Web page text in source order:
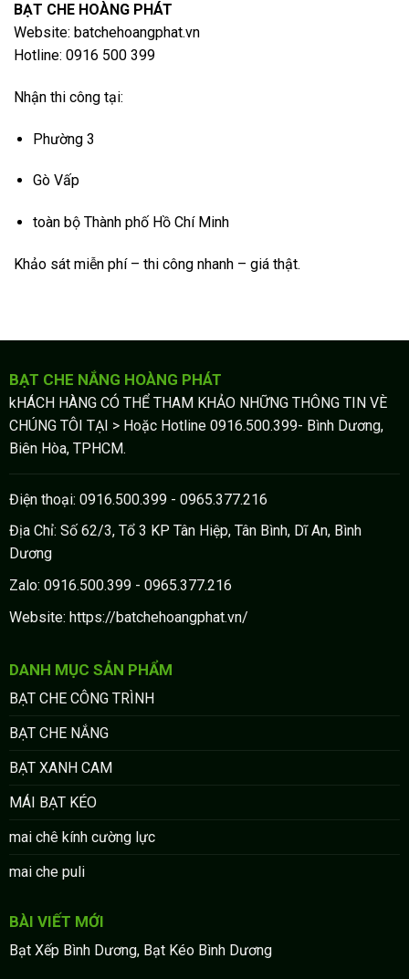
BẠT CHE HOÀNG PHÁT
Website: batchehoangphat.vn
Hotline: 0916 500 399
Nhận thi công tại:
Phường 3
Gò Vấp
toàn bộ Thành phố Hồ Chí Minh
Khảo sát miễn phí – thi công nhanh – giá thật.
BẠT CHE NẮNG HOÀNG PHÁT
kHÁCH HÀNG CÓ THỂ THAM KHẢO NHỮNG THÔNG TIN VÈ
CHÚNG TÔI TẠI > Hoặc Hotline 0916.500.399- Bình Dương,
Biên Hòa, TPHCM.
Điện thoại: 0916.500.399 - 0965.377.216
Địa Chỉ: Số 62/3, Tổ 3 KP Tân Hiệp, Tân Bình, Dĩ An, Bình
Dương
Zalo: 0916.500.399 - 0965.377.216
Website: https://batchehoangphat.vn/
DANH MỤC SẢN PHẨM
BẠT CHE CÔNG TRÌNH
BẠT CHE NẮNG
BẠT XANH CAM
MÁI BẠT KÉO
mai chê kính cường lực
mai che puli
BÀI VIẾT MỚI
Bạt Xếp Bình Dương, Bạt Kéo Bình Dương